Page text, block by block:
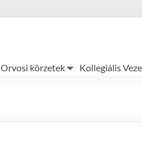
Orvosi körzetek Kollegiális